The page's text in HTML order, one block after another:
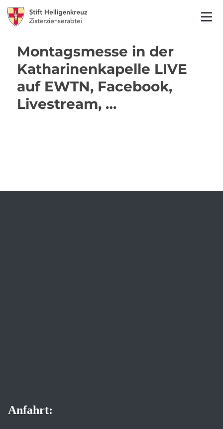
Montagsmesse in der
Katharinenkapelle LIVE
auf EWTN, Facebook,
Livestream, …
Anfahrt: